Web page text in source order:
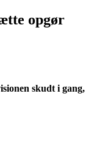
opgør
skudt i gang,